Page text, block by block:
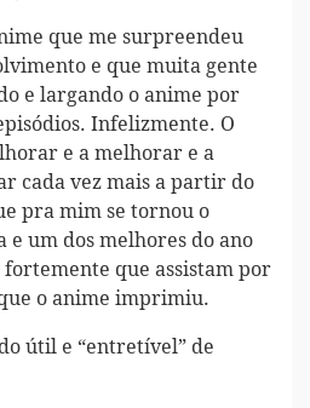
que me surpreendeu
e que muita gente
e largando o anime por
Infelizmente. O
e a melhorar e a
cada vez mais a partir do
pra mim se tornou o
um dos melhores do ano
que assistam por
o anime imprimiu.
útil e “entretível” de